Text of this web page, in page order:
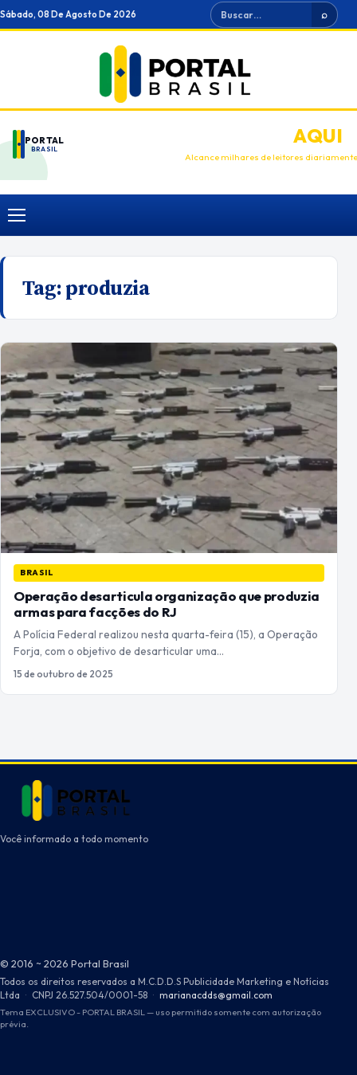
Ir
para
Sábado, 08 De Agosto De 2026 Buscar ⌕
PORTAL
BRASIL
ANUNCIEAQUI
Alcance milhares de leitores diariamente
Menu
Tag:produzia
BRASIL
Operação desarticula organização que produzia
armas para facções do RJ
A Polícia Federal realizou nesta quarta-feira (15), a Operação
Forja, com o objetivo de desarticular uma…
15 de outubro de 2025
Você informado a todo momento
© 2016 ~ 2026 Portal Brasil
Todos os direitos reservados a M.C.D.D.S Publicidade Marketing e Notícias
Ltda · CNPJ 26.527.504/0001-58 · marianacdds@gmail.com
Tema EXCLUSIVO - PORTAL BRASIL — uso permitido somente com autorização
prévia.